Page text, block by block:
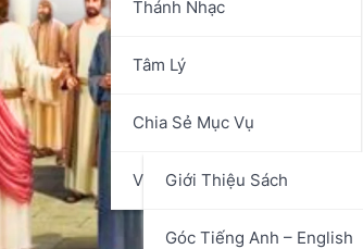
Thánh Nhạc
Tâm Lý
Chia Sẻ Mục Vụ
Văn Hóa Nghệ Thuật
Giới Thiệu Sách
Góc Tiếng Anh – English